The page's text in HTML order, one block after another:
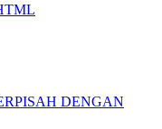
DENGAN